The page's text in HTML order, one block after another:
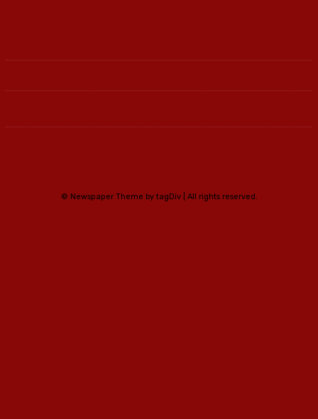
© Newspaper Theme by tagDiv | All rights reserved.